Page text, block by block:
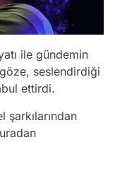
ile gündemin
seslendirdiği
ettirdi.
şarkılarından